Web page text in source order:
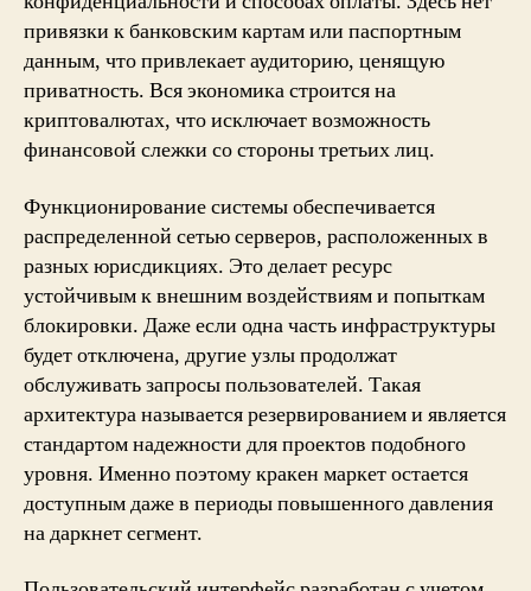
привязки к банковским картам или паспортным
данным, что привлекает аудиторию, ценящую
приватность. Вся экономика строится на
криптовалютах, что исключает возможность
финансовой слежки со стороны третьих лиц.
Функционирование системы обеспечивается
распределенной сетью серверов, расположенных в
разных юрисдикциях. Это делает ресурс
устойчивым к внешним воздействиям и попыткам
блокировки. Даже если одна часть инфраструктуры
будет отключена, другие узлы продолжат
обслуживать запросы пользователей. Такая
архитектура называется резервированием и является
стандартом надежности для проектов подобного
уровня. Именно поэтому кракен маркет остается
доступным даже в периоды повышенного давления
на даркнет сегмент.